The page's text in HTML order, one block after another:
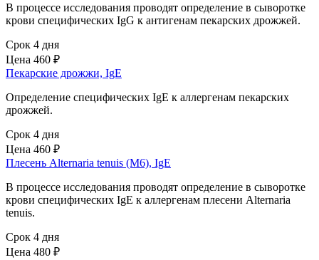
В процессе исследования проводят определение в сыворотке
крови специфических IgG к антигенам пекарских дрожжей.
Срок 4 дня
Цена 460 ₽
Пекарские дрожжи, IgE
Определение специфических IgE к аллергенам пекарских
дрожжей.
Срок 4 дня
Цена 460 ₽
Плесень Alternaria tenuis (M6), IgE
В процессе исследования проводят определение в сыворотке
крови специфических IgE к аллергенам плесени Alternaria
tenuis.
Срок 4 дня
Цена 480 ₽